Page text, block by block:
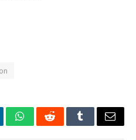
WhatsAppRedditTumblrEmail